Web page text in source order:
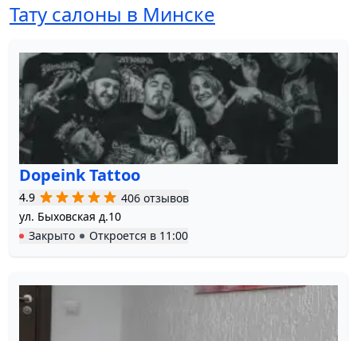
Тату салоны в Минске
Dopeink Tattoo
4.9
406 отзывов
ул. Быховская д.10
Закрыто
Откроется в 11:00